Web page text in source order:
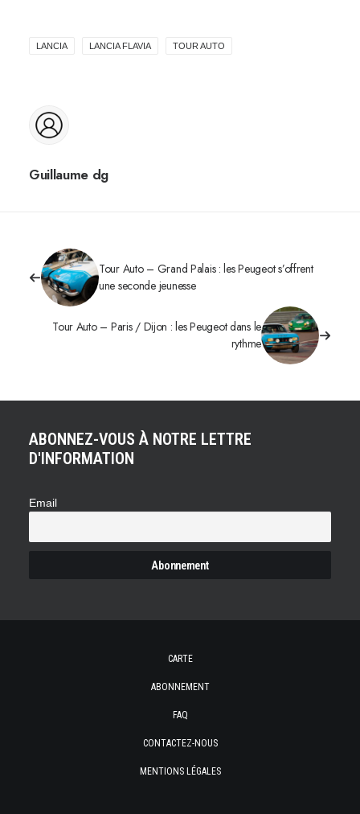
LANCIA LANCIA FLAVIA TOUR AUTO
Guillaume dg
Tour Auto – Grand Palais : les Peugeot s’offrent
une seconde jeunesse
Tour Auto – Paris / Dijon : les Peugeot dans le
rythme
ABONNEZ-VOUS À NOTRE LETTRE
D'INFORMATION
Email
CARTE
ABONNEMENT
FAQ
CONTACTEZ-NOUS
MENTIONS LÉGALES